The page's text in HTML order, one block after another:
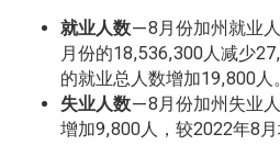
就业人数—8月份加州就业
月份的18,536,300人减少
的就业总人数增加19,800人。
失业人数—8月份加州失业
增加9,800人，较2022年8月